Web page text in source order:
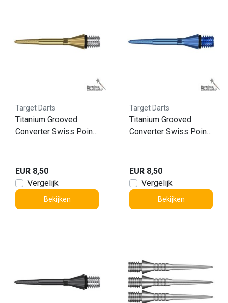
Target Darts
Titanium Grooved
Converter Swiss Point
EUR 8,50
Vergelijk
Bekijken
Target Darts
Titanium Grooved
Converter Swiss Point
EUR 8,50
Vergelijk
Bekijken